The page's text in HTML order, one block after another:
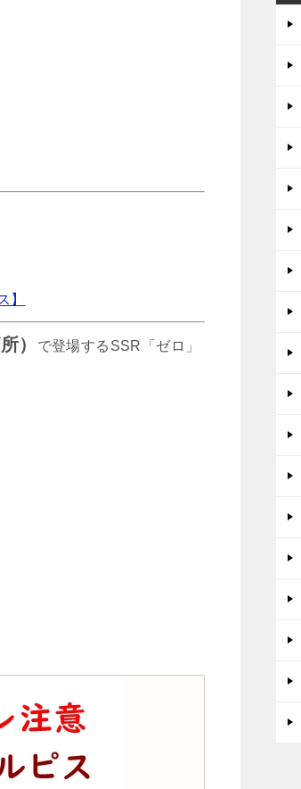
避難所になったとは）
ル詳細wiki
】
）
で登場するSSR「ゼロ」